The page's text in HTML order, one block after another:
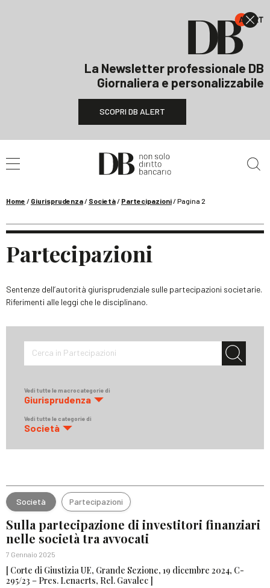
La Newsletter professionale DB
Giornaliera e personalizzabile
SCOPRI DB ALERT
Home / Giurisprudenza/ Società/ Partecipazioni/Pagina 2
Partecipazioni
Sentenze dell’autorità giurisprudenziale sulle partecipazioni societarie.
Riferimenti alle leggi che le disciplinano.
Cerca in Partecipazioni
Vedi tutte le macrocategorie di
Giurisprudenza
Vedi tutte le categorie di
Società
Società Partecipazioni
Sulla partecipazione di investitori finanziari
nelle società tra avvocati
7 Gennaio 2025
[ Corte di Giustizia UE, Grande Sezione, 19 dicembre 2024, C-
295/23 – Pres. Lenaerts, Rel. Gavalec ]